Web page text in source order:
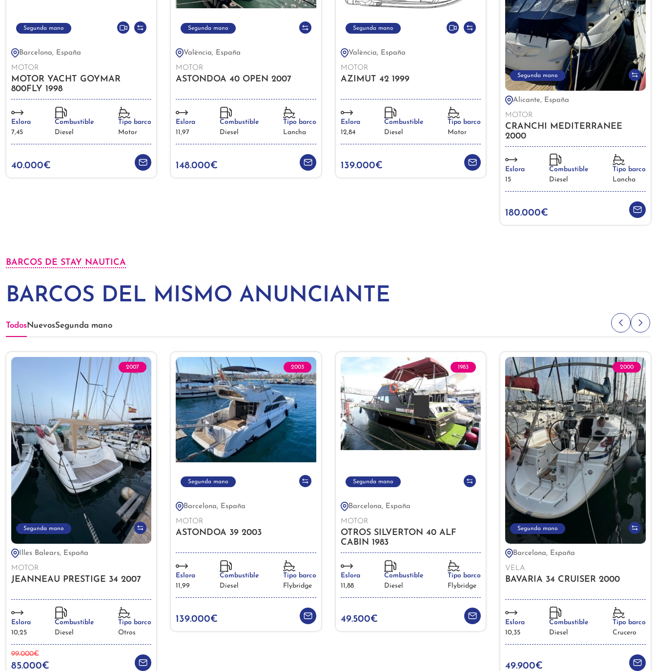
Segunda mano
Barcelona, España
MOTOR
MOTOR YACHT GOYMAR
800FLY 1998
Eslora
7,45
Combustible
Diesel
Tipo barco
Motor
40.000€
Segunda mano
València, España
MOTOR
ASTONDOA 40 OPEN 2007
Eslora
11,97
Combustible
Diesel
Tipo barco
Lancha
148.000€
Segunda mano
València, España
MOTOR
AZIMUT 42 1999
Eslora
12,84
Combustible
Diesel
Tipo barco
Motor
139.000€
Segunda mano
Alicante, España
MOTOR
CRANCHI MEDITERRANEE
2000
Eslora
15
Combustible
Diesel
Tipo barco
Lancha
180.000€
BARCOS DE STAY NAUTICA
BARCOS DEL MISMO ANUNCIANTE
TodosNuevosSegunda mano
2007
Segunda mano
Illes Balears, España
MOTOR
JEANNEAU PRESTIGE 34 2007
Eslora
10,25
Combustible
Diesel
Tipo barco
Otros
99.000€
85.000€
2003
Segunda mano
Barcelona, España
MOTOR
ASTONDOA 39 2003
Eslora
11,99
Combustible
Diesel
Tipo barco
Flybridge
139.000€
1983
Segunda mano
Barcelona, España
MOTOR
OTROS SILVERTON 40 ALF
CABIN 1983
Eslora
11,88
Combustible
Diesel
Tipo barco
Flybridge
49.500€
2000
Segunda mano
Barcelona, España
VELA
BAVARIA 34 CRUISER 2000
Eslora
10,35
Combustible
Diesel
Tipo barco
Crucero
49.900€